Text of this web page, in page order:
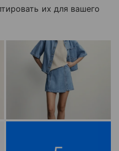
их для вашего